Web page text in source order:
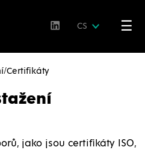
CS ☰
Certifikáty
jako jsou certifikáty ISO,